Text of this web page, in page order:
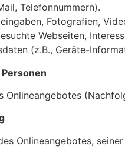
Telefonnummern).
Fotografien,
Webseiten,
(z.B., Geräte-
Onlineangebotes
Onlineangebotes,